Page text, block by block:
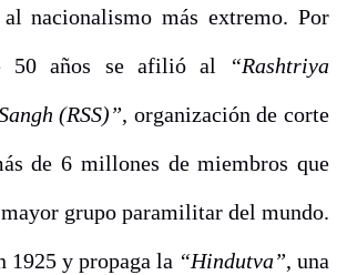
nacionalismo más extremo. Por
50 años se afilió al
“Rashtriya
(RSS)”, organización de corte
de 6 millones de miembros que
grupo paramilitar del mundo.
1925 y propaga la “Hindutva”, una